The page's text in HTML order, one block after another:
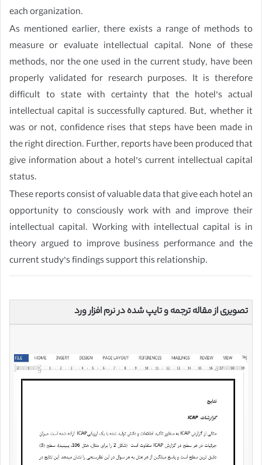
each organization.
As mentioned earlier, there exists a range of methods to
measure or evaluate intellectual capital. None of these
methods, nor the one used in the current study, have been
properly validated for research purposes. It is therefore
difficult to state with certainty that the hotel’s actual
intellectual capital is successfully captured. But, whether it
was or not, confidence rises that steps have been made in
the right direction. Further, reports have been produced that
give information about a hotel’s current intellectual capital
status.
These reports consist of valuable data that give each hotel an
opportunity to consciously work with and improve their
intellectual capital. Working with intellectual capital is in
theory argued to improve business performance and the
current study’s findings support this relationship.
تصویری از مقاله ترجمه و تایپ شده در نرم افزار ورد